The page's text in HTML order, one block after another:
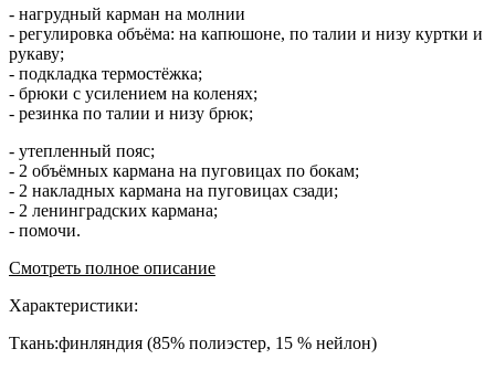
- нагрудный карман на молнии
- регулировка объёма: на капюшоне, по талии и низу куртки и
рукаву;
- подкладка термостёжка;
- брюки с усилением на коленях;
- резинка по талии и низу брюк;
- утепленный пояс;
- 2 объёмных кармана на пуговицах по бокам;
- 2 накладных кармана на пуговицах сзади;
- 2 ленинградских кармана;
- помочи.
Смотреть полное описание
Характеристики:
Ткань:финляндия (85% полиэстер, 15 % нейлон)